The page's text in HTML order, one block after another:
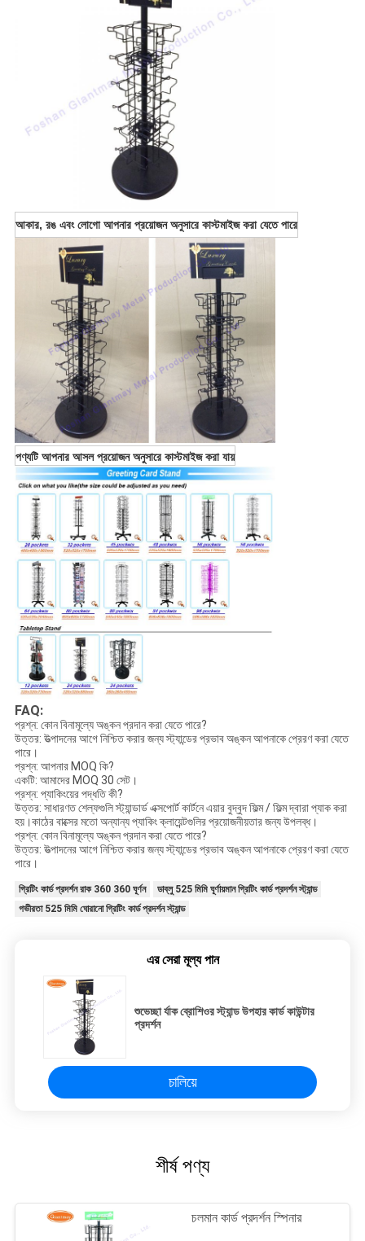
আকার, রঙ এবং লোগো আপনার প্রয়োজন অনুসারে কাস্টমাইজ করা যেতে পারে
পণ্যটি আপনার আসল প্রয়োজন অনুসারে কাস্টমাইজ করা যায়
FAQ:
প্রশ্ন: কোন বিনামূল্যে অঙ্কন প্রদান করা যেতে পারে?
উত্তর: উত্পাদনের আগে নিশ্চিত করার জন্য স্ট্যান্ডের প্রভাব অঙ্কন আপনাকে প্রেরণ করা যেতে
পারে।
প্রশ্ন: আপনার MOQ কি?
একটি: আমাদের MOQ 30 সেট।
প্রশ্ন: প্যাকিংয়ের পদ্ধতি কী?
উত্তর: সাধারণত শেল্ফগুলি স্ট্যান্ডার্ড এক্সপোর্ট কার্টনে এয়ার বুদ্বুদ ফিল্ম / ফিল্ম দ্বারা প্যাক করা
হয়।কাঠের বাক্সের মতো অন্যান্য প্যাকিং ক্লায়েন্টগুলির প্রয়োজনীয়তার জন্য উপলব্ধ।
প্রশ্ন: কোন বিনামূল্যে অঙ্কন প্রদান করা যেতে পারে?
উত্তর: উত্পাদনের আগে নিশ্চিত করার জন্য স্ট্যান্ডের প্রভাব অঙ্কন আপনাকে প্রেরণ করা যেতে
পারে।
গ্রিটিং কার্ড প্রদর্শন রাক 360 360 ঘূর্ণন
ডাব্লু 525 মিমি ঘূর্ণায়মান গ্রিটিং কার্ড প্রদর্শন স্ট্যান্ড
গভীরতা 525 মিমি ঘোরানো গ্রিটিং কার্ড প্রদর্শন স্ট্যান্ড
এর সেরা মূল্য পান
শুভেচ্ছা র্যাক ব্রোশিওর স্ট্যান্ড উপহার কার্ড কাউন্টার
প্রদর্শন
চালিয়ে
শীর্ষ পণ্য
চলমান কার্ড প্রদর্শন স্পিনার